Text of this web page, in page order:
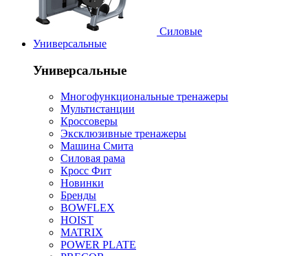
Силовые
Универсальные
Универсальные
Многофункциональные тренажеры
Мультистанции
Кроссоверы
Эксклюзивные тренажеры
Машина Смита
Силовая рама
Кросс Фит
Новинки
Бренды
BOWFLEX
HOIST
MATRIX
POWER PLATE